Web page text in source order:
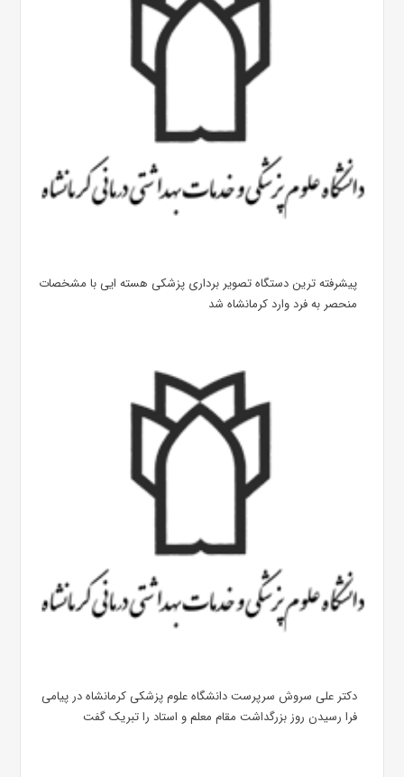
پیشرفته ترین دستگاه تصویر برداری پزشکی هسته ایی با مشخصات
منحصر به فرد وارد کرمانشاه شد
دکتر علی سروش سرپرست دانشگاه علوم پزشکی کرمانشاه در پیامی
فرا رسیدن روز بزرگداشت مقام معلم و استاد را تبریک گفت